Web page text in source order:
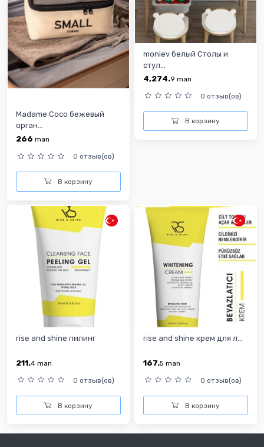
Madame Coco бежевый
орган...
266 man
0 отзыв(ов)
В корзину
moniev белый Столы и
стул...
4,274.9 man
0 отзыв(ов)
В корзину
rise and shine пилинг
211.4 man
0 отзыв(ов)
В корзину
rise and shine крем для л...
167.5 man
0 отзыв(ов)
В корзину